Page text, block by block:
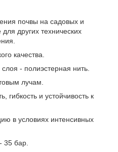
почвы на садовых и
других технических
качества.
- полиэстерная нить.
лучам.
гибкость и устойчивость к
в условиях интенсивных
35 бар.